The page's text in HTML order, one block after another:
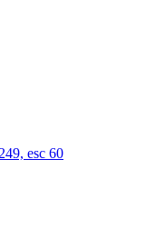
esc 60